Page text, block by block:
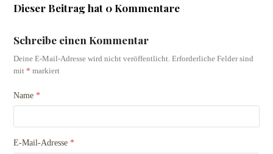
Dieser Beitrag hat 0 Kommentare
Schreibe einen Kommentar
Deine E-Mail-Adresse wird nicht veröffentlicht. Erforderliche Felder sind
mit* markiert
Name*
E-Mail-Adresse*